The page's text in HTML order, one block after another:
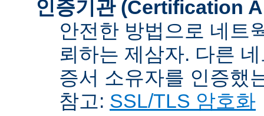
인증기관 (Certification
안전한 방법으로 네트
뢰하는 제삼자. 다른
증서 소유자를 인증했
참고: SSL/TLS 암호화